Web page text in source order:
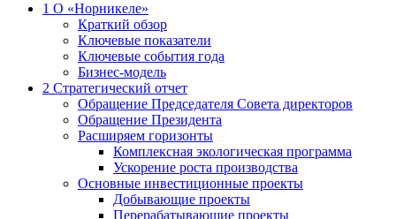
1 О «Норникеле»
Краткий обзор
Ключевые показатели
Ключевые события года
Бизнес-модель
2 Стратегический отчет
Обращение Председателя Совета директоров
Обращение Президента
Расширяем горизонты
Комплексная экологическая программа
Ускорение роста производства
Основные инвестиционные проекты
Добывающие проекты
Перерабатывающие проекты